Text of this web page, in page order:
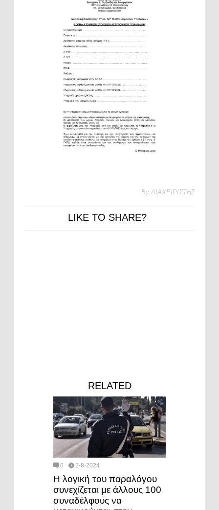
By ΔΙΑΧΕΙΡΙΣΤΗΣ
LIKE TO SHARE?
RELATED
0 2-8-2024
Η λογική του παραλόγου
συνεχίζεται με άλλους 100
συναδέλφους να